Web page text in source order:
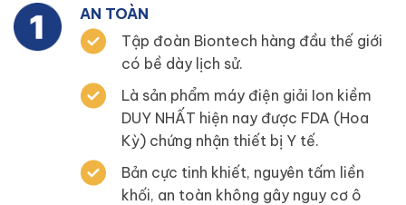
AN TOÀN
Tập đoàn Biontech hàng đầu thế giới
có bề dày lịch sử.
Là sản phẩm máy điện giải Ion kiềm
DUY NHẤT hiện nay được FDA (Hoa
Kỳ) chứng nhận thiết bị Y tế.
Bản cực tinh khiết, nguyên tấm liền
khối, an toàn không gây nguy cơ ô